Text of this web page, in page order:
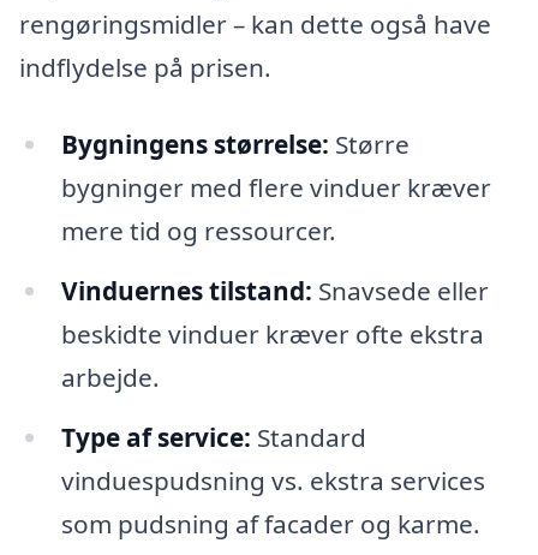
rengøringsmidler – kan dette også have
indflydelse på prisen.
Bygningens størrelse: Større
bygninger med flere vinduer kræver
mere tid og ressourcer.
Vinduernes tilstand: Snavsede eller
beskidte vinduer kræver ofte ekstra
arbejde.
Type af service: Standard
vinduespudsning vs. ekstra services
som pudsning af facader og karme.